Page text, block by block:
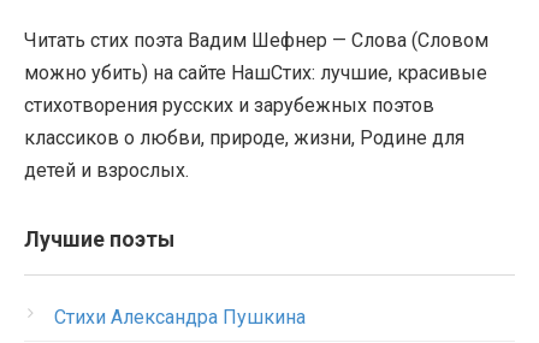
Читать стих поэта Вадим Шефнер — Слова (Словом
можно убить) на сайте НашСтих: лучшие, красивые
стихотворения русских и зарубежных поэтов
классиков о любви, природе, жизни, Родине для
детей и взрослых.
Лучшие поэты
Стихи Александра Пушкина